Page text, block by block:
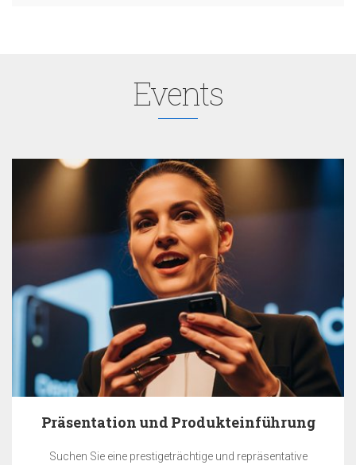
Events
Präsentation und Produkteinführung
Suchen Sie eine prestigeträchtige und repräsentative